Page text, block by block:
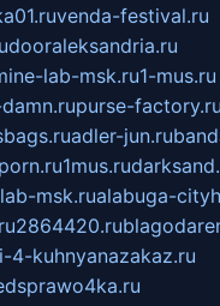
venda-festival.ru
dooraleksandria.ru
lab-msk.ru1-mus.ru
purse-factory.ru
adler-jun.ru
1mus.ru
msk.rualabuga-
2864420.ru
4-kuhnyanazakaz.ru